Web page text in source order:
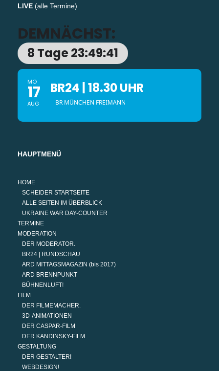
LIVE (alle Termine)
DEMNÄCHST:
8 Tage 23:49:40
MO
17
AUG
BR24 | 18.30 UHR
BR MÜNCHEN FREIMANN
HAUPTMENÜ
HOME
SCHEIDER STARTSEITE
ALLE SEITEN IM ÜBERBLICK
UKRAINE WAR DAY-COUNTER
TERMINE
MODERATION
DER MODERATOR.
BR24 | RUNDSCHAU
ARD MITTAGSMAGAZIN (bis 2017)
ARD BRENNPUNKT
BÜHNENLUFT!
FILM
DER FILMEMACHER.
3D-ANIMATIONEN
DER CASPAR-FILM
DER KANDINSKY-FILM
GESTALTUNG
DER GESTALTER!
WEBDESIGN!